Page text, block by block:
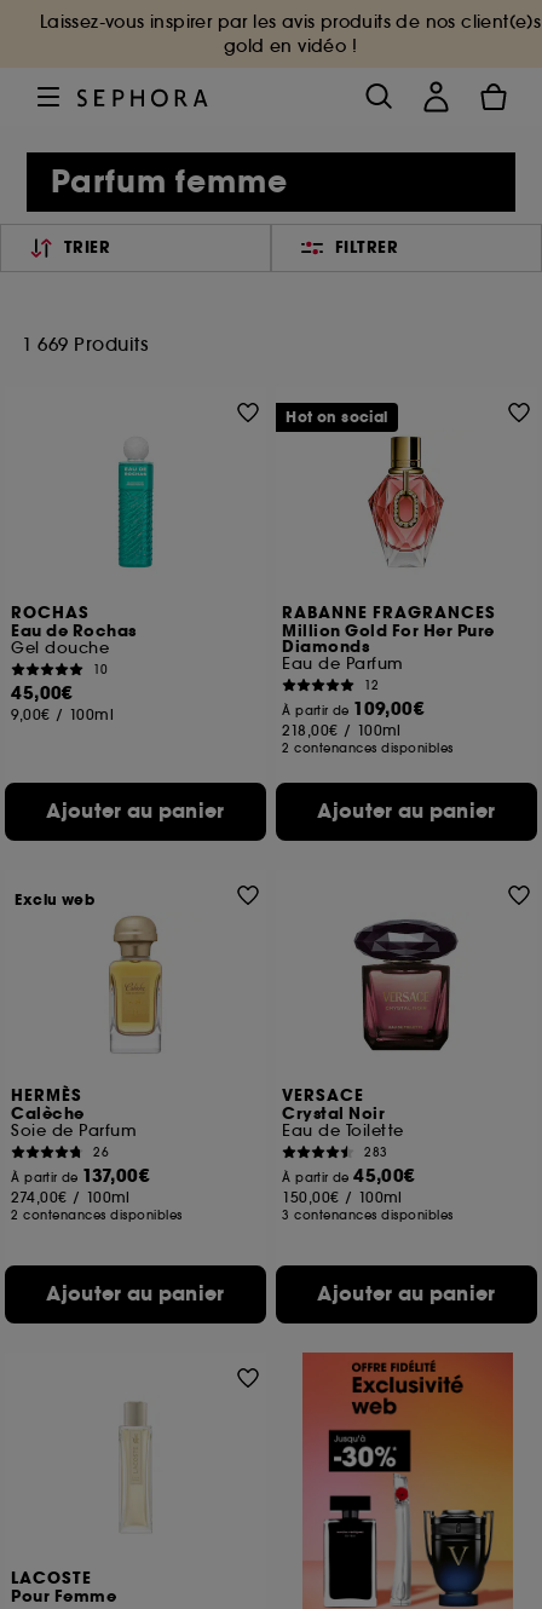
Laissez-vous inspirer par les avis produits de nos client(e)s
gold en vidéo !
Parfum femme
TRIER FILTRER
1 669 Produits
ROCHAS
Eau de Rochas
Gel douche
10
45,00€
9,00€ / 100ml
Ajouter au panier
RABANNE FRAGRANCES
Million Gold For Her Pure
Diamonds
Eau de Parfum
12
À partir de 109,00€
218,00€ / 100ml
2 contenances disponibles
Ajouter au panier
Hot on social
HERMÈS
Calèche
Soie de Parfum
26
À partir de 137,00€
274,00€ / 100ml
2 contenances disponibles
Ajouter au panier
Exclu web
VERSACE
Crystal Noir
Eau de Toilette
283
À partir de45,00€
150,00€ / 100ml
3 contenances disponibles
Ajouter au panier
LACOSTE
Pour Femme